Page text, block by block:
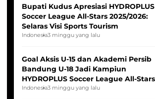
Bupati Kudus Apresiasi HYDROPLUS
Soccer League All-Stars 2025/2026:
Selaras Visi Sports Tourism
Indonesia3 minggu yang lalu
Goal Aksis U-15 dan Akademi Persib
Bandung U-18 Jadi Kampiun
HYDROPLUS Soccer League All-Stars
2025/2026
Indonesia3 minggu yang lalu